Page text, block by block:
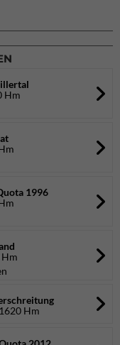
Süd (Thalkirchen)
Hm
1996
Hm